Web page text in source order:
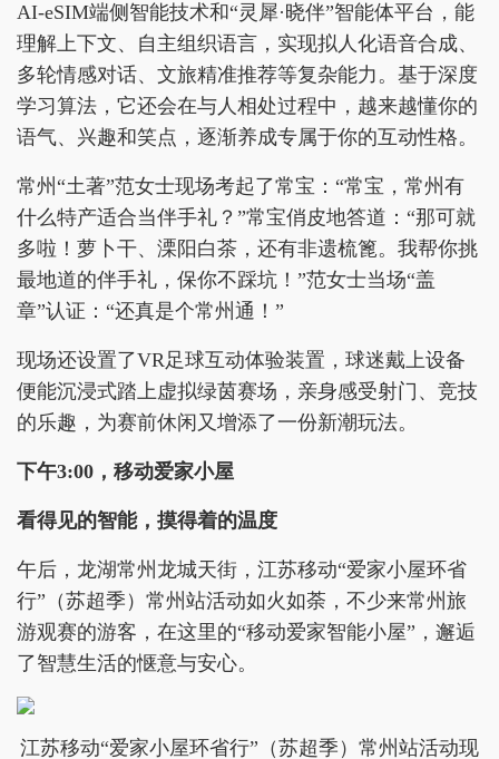
AI-eSIM端侧智能技术和“灵犀·晓伴”智能体平台，能
理解上下文、自主组织语言，实现拟人化语音合成、
多轮情感对话、文旅精准推荐等复杂能力。基于深度
学习算法，它还会在与人相处过程中，越来越懂你的
语气、兴趣和笑点，逐渐养成专属于你的互动性格。
常州“土著”范女士现场考起了常宝：“常宝，常州有
什么特产适合当伴手礼？”常宝俏皮地答道：“那可就
多啦！萝卜干、溧阳白茶，还有非遗梳篦。我帮你挑
最地道的伴手礼，保你不踩坑！”范女士当场“盖
章”认证：“还真是个常州通！”
现场还设置了VR足球互动体验装置，球迷戴上设备
便能沉浸式踏上虚拟绿茵赛场，亲身感受射门、竞技
的乐趣，为赛前休闲又增添了一份新潮玩法。
下午3:00，移动爱家小屋
看得见的智能，摸得着的温度
午后，龙湖常州龙城天街，江苏移动“爱家小屋环省
行”（苏超季）常州站活动如火如荼，不少来常州旅
游观赛的游客，在这里的“移动爱家智能小屋”，邂逅
了智慧生活的惬意与安心。
江苏移动“爱家小屋环省行”（苏超季）常州站活动现